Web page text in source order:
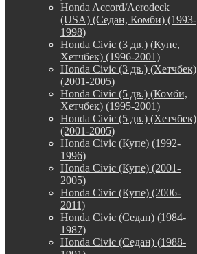
Honda Accord/Аerodeck
(USA) (Седан, Комби) (1993-
1998)
Honda Civic (3 дв.) (Купе,
Хетчбек) (1996-2001)
Honda Civic (3 дв.) (Хетчбек)
(2001-2005)
Honda Civic (5 дв.) (Комби,
Хетчбек) (1995-2001)
Honda Civic (5 дв.) (Хетчбек)
(2001-2005)
Honda Civic (Купе) (1992-
1996)
Honda Civic (Купе) (2001-
2005)
Honda Civic (Купе) (2006-
2011)
Honda Civic (Седан) (1984-
1987)
Honda Civic (Седан) (1988-